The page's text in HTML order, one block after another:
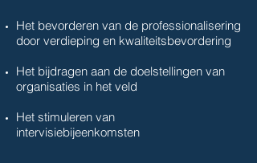
Het bevorderen van de professionalisering
door verdieping en kwaliteitsbevordering
Het bijdragen aan de doelstellingen van
organisaties in het veld
Het stimuleren van
intervisiebijeenkomsten